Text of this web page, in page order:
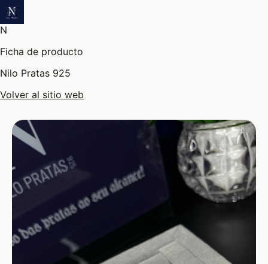
N
Ficha de producto
Nilo Pratas 925
Volver al sitio web